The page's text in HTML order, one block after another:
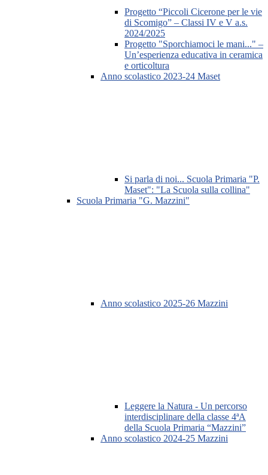
Progetto “Piccoli Cicerone per le vie
di Scomigo” – Classi IV e V a.s.
2024/2025
Progetto "Sporchiamoci le mani..." –
Un’esperienza educativa in ceramica
e orticoltura
Anno scolastico 2023-24 Maset
Si parla di noi... Scuola Primaria "P.
Maset": "La Scuola sulla collina"
Scuola Primaria "G. Mazzini"
Anno scolastico 2025-26 Mazzini
Leggere la Natura - Un percorso
interdisciplinare della classe 4ªA
della Scuola Primaria “Mazzini”
Anno scolastico 2024-25 Mazzini